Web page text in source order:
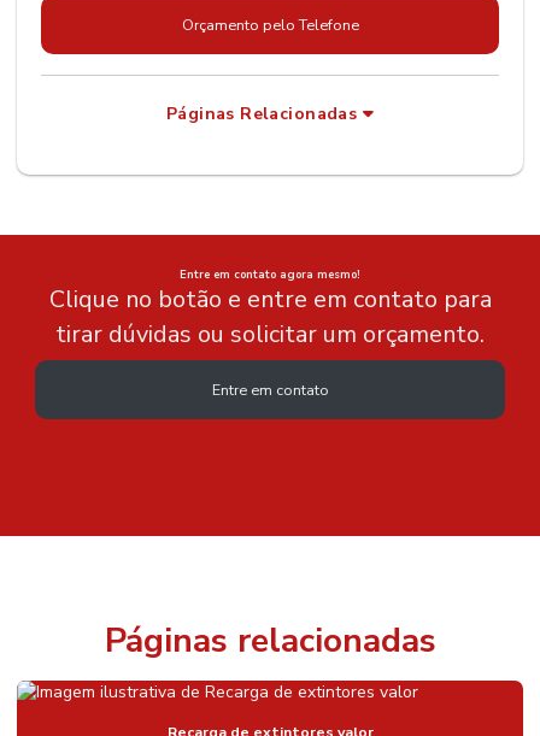
Orçamento pelo Telefone
Páginas Relacionadas
Entre em contato agora mesmo!
Clique no botão e entre em contato para
tirar dúvidas ou solicitar um orçamento.
Entre em contato
Páginas relacionadas
Recarga de extintores valor